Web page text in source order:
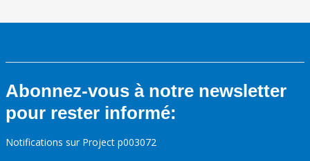
Abonnez-vous à notre newsletter
pour rester informé:
Notifications sur Project p003072